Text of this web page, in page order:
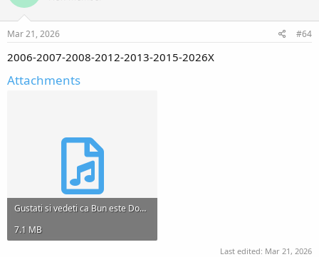
o
n
s
Mar 21, 2026 #64
2006-2007-2008-2012-2013-2015-2026X
Attachments
Gustati si vedeti ca Bun este Domnul dupa Stanitza si Klada.mp3
7.1 MB
Last edited: Mar 21, 2026